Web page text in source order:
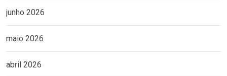
junho 2026
maio 2026
abril 2026